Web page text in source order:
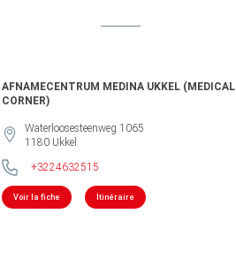
AFNAMECENTRUM MEDINA UKKEL (MEDICAL
CORNER)
Waterloosesteenweg 1065
1180 Ukkel
+3224632515
Voir la fiche Itinéraire